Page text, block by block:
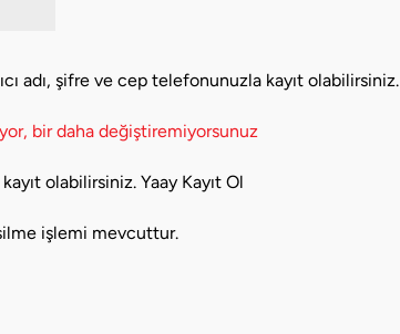
adı, şifre ve cep telefonunuzla kayıt olabilirsiniz.
bir daha değiştiremiyorsunuz
olabilirsiniz. Yaay Kayıt Ol
işlemi mevcuttur.